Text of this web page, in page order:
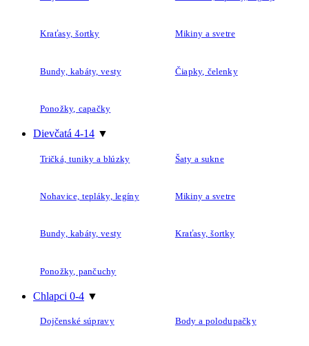
Kraťasy, šortky Mikiny a svetre
Bundy, kabáty, vesty Čiapky, čelenky
Ponožky, capačky
Dievčatá 4-14 ▼
Tričká, tuniky a blúzky Šaty a sukne
Nohavice, tepláky, legíny Mikiny a svetre
Bundy, kabáty, vesty Kraťasy, šortky
Ponožky, pančuchy
Chlapci 0-4 ▼
Dojčenské súpravy Body a polodupačky